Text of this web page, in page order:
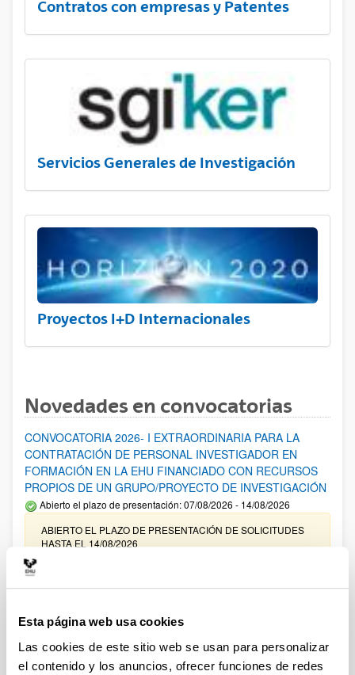
Esta página web usa cookies
Las cookies de este sitio web se usan para personalizar
el contenido y los anuncios, ofrecer funciones de redes
Contratos con empresas y Patentes
Servicios Generales de Investigación
Proyectos I+D Internacionales
Novedades en convocatorias
CONVOCATORIA 2026- I EXTRAORDINARIA PARA LA
CONTRATACIÓN DE PERSONAL INVESTIGADOR EN
FORMACIÓN EN LA EHU FINANCIADO CON RECURSOS
PROPIOS DE UN GRUPO/PROYECTO DE INVESTIGACIÓN
Abierto el plazo de presentación: 07/08/2026 - 14/08/2026
ABIERTO EL PLAZO DE PRESENTACIÓN DE SOLICITUDES
HASTA EL 14/08/2026
Ayudas para financiación de la adquisición y renovación de
UPV/EHU 2026
Trámite abierto
25/03/2026: Corrección de errores del listado provisional de
solicitudes admitidas y excluidas. 23/03/2026: Relación